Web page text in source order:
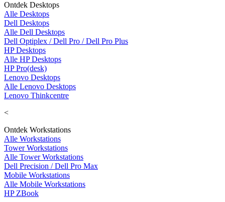
Ontdek Desktops
Alle Desktops
Dell Desktops
Alle Dell Desktops
Dell Optiplex / Dell Pro / Dell Pro Plus
HP Desktops
Alle HP Desktops
HP Pro(desk)
Lenovo Desktops
Alle Lenovo Desktops
Lenovo Thinkcentre
<
Ontdek Workstations
Alle Workstations
Tower Workstations
Alle Tower Workstations
Dell Precision / Dell Pro Max
Mobile Workstations
Alle Mobile Workstations
HP ZBook